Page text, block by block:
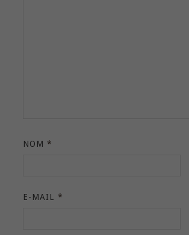
NOM*
E-MAIL *